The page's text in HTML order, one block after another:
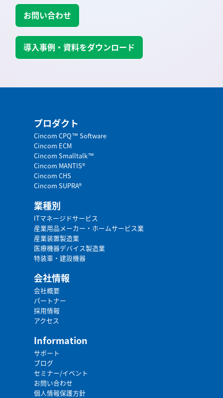
お問い合わせ
導入事例・資料をダウンロード
プロダクト
Cincom CPQ™ Software
Cincom ECM
Cincom Smalltalk™
Cincom MANTIS®
Cincom CHS
Cincom SUPRA®
業種別
ITマネージドサービス
産業用品メーカー・ホームサービス業
産業装置製造業
医療機器デバイス製造業
特装車・建設機器
会社情報
会社概要
パートナー
採用情報
アクセス
Information
サポート
ブログ
セミナー/イベント
お問い合わせ
個人情報保護方針